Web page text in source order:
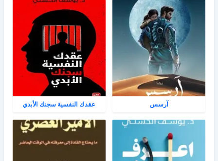
آرسس عقدك النفسية سجنك الأبدي